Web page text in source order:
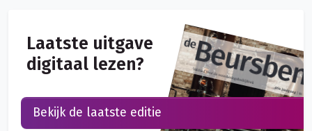
Laatste uitgave
digitaal lezen?
Bekijk de laatste editie